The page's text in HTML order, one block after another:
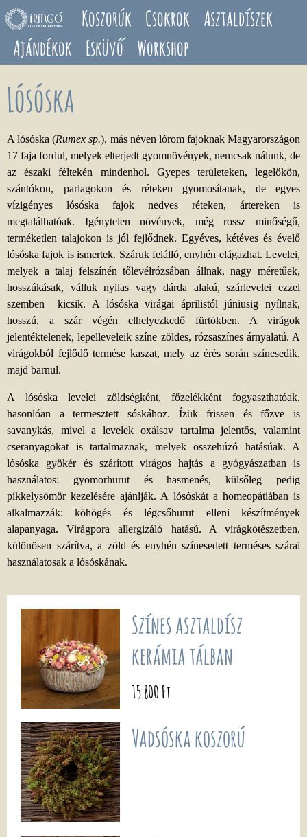
Ugrás a tartalomra Koszorúk Csokrok Asztaldíszek
Ajándékok Esküvő Workshop
Lósóska
A lósóska (Rumex sp.), más néven lórom fajoknak Magyarországon
17 faja fordul, melyek elterjedt gyomnövények, nemcsak nálunk, de
az északi féltekén mindenhol. Gyepes területeken, legelőkön,
szántókon, parlagokon és réteken gyomosítanak, de egyes
vízigényes lósóska fajok nedves réteken, ártereken is
megtalálhatóak. Igénytelen növények, még rossz minőségű,
terméketlen talajokon is jól fejlődnek. Egyéves, kétéves és évelő
lósóska fajok is ismertek. Száruk felálló, enyhén elágazhat. Levelei,
melyek a talaj felszínén tőlevélrózsában állnak, nagy méretűek,
hosszúkásak, válluk nyilas vagy dárda alakú, szárlevelei ezzel
szemben kicsik. A lósóska virágai áprilistól júniusig nyílnak,
hosszú, a szár végén elhelyezkedő fürtökben. A virágok
jelentéktelenek, lepelleveleik színe zöldes, rózsaszínes árnyalatú. A
virágokból fejlődő termése kaszat, mely az érés során színesedik,
majd barnul.
A lósóska levelei zöldségként, főzelékként fogyaszthatóak,
hasonlóan a termesztett sóskához. Ízük frissen és főzve is
savanykás, mivel a levelek oxálsav tartalma jelentős, valamint
cseranyagokat is tartalmaznak, melyek összehúzó hatásúak. A
lósóska gyökér és szárított virágos hajtás a gyógyászatban is
használatos: gyomorhurut és hasmenés, külsőleg pedig
pikkelysömör kezelésére ajánlják. A lósóskát a homeopátiában is
alkalmazzák: köhögés és légcsőhurut elleni készítmények
alapanyaga. Virágpora allergizáló hatású. A virágkötészetben,
különösen szárítva, a zöld és enyhén színesedett terméses szárai
használatosak a lósóskának.
Színes asztaldísz
kerámia tálban
15.800 Ft
Vadsóska koszorú